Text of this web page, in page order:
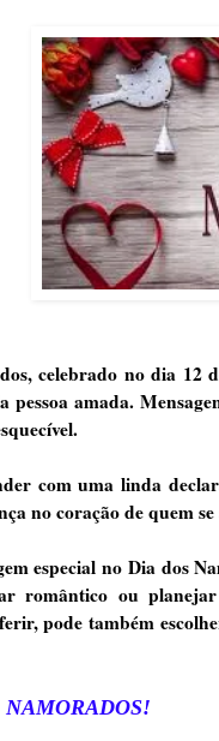
celebrado no dia 12
pessoa amada.
com uma linda
no coração de quem
especial no Dia dos
romântico ou
pode também